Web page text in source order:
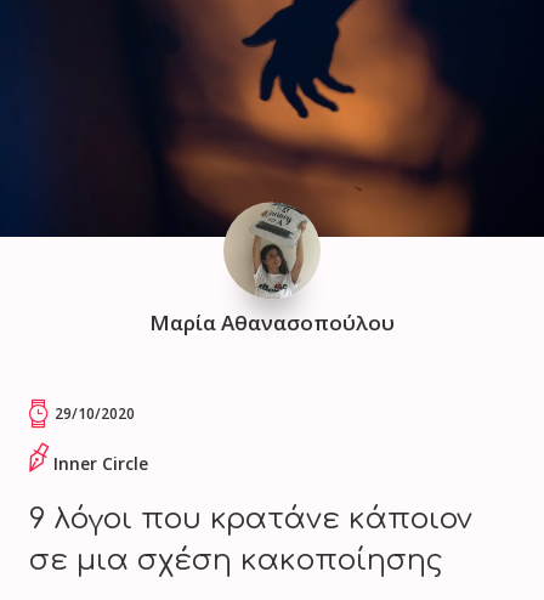
Μαρία Αθανασοπούλου
29/10/2020
Inner Circle
9 λόγοι που κρατάνε κάποιον
σε μια σχέση κακoπoίησης